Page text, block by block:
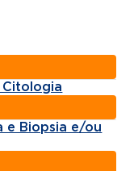
Citologia
e Biopsia e/ou